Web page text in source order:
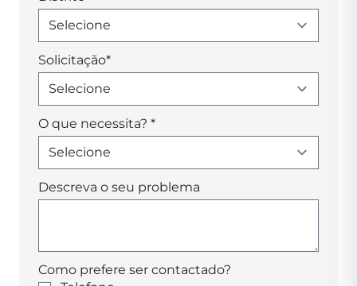
Solicitação*
O que necessita? *
Descreva o seu problema
Como prefere ser contactado?